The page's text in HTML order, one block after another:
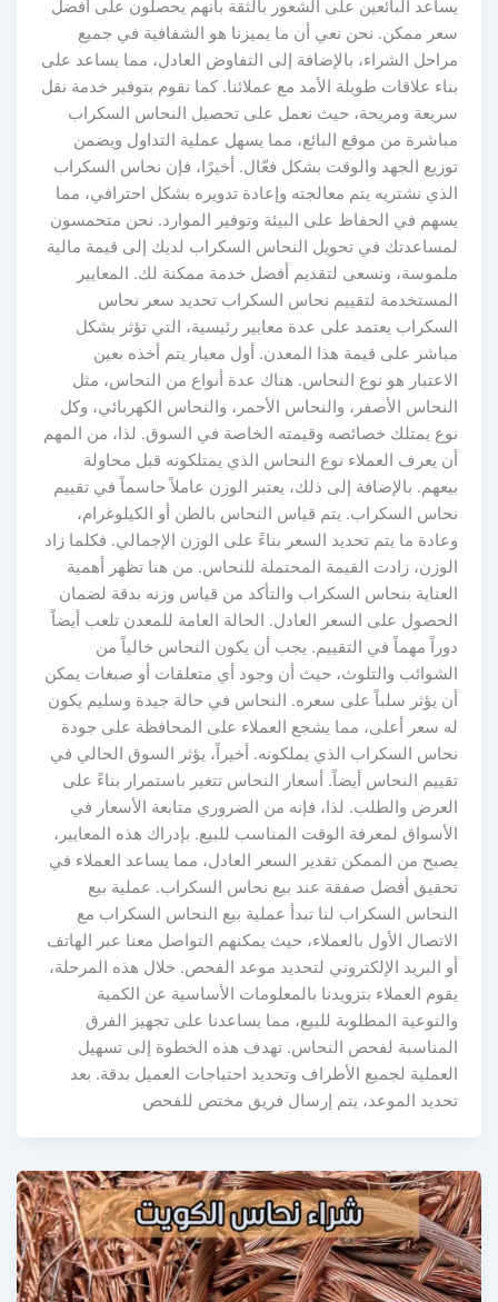
يساعد البائعين على الشعور بالثقة بأنهم يحصلون على أفضل
سعر ممكن. نحن نعي أن ما يميزنا هو الشفافية في جميع
مراحل الشراء، بالإضافة إلى التفاوض العادل، مما يساعد على
بناء علاقات طويلة الأمد مع عملائنا. كما نقوم بتوفير خدمة نقل
سريعة ومريحة، حيث نعمل على تحصيل النحاس السكراب
مباشرة من موقع البائع، مما يسهل عملية التداول ويضمن
توزيع الجهد والوقت بشكل فعّال. أخيرًا، فإن نحاس السكراب
الذي نشتريه يتم معالجته وإعادة تدويره بشكل احترافي، مما
يسهم في الحفاظ على البيئة وتوفير الموارد. نحن متحمسون
لمساعدتك في تحويل النحاس السكراب لديك إلى قيمة مالية
ملموسة، ونسعى لتقديم أفضل خدمة ممكنة لك. المعايير
المستخدمة لتقييم نحاس السكراب تحديد سعر نحاس
السكراب يعتمد على عدة معايير رئيسية، التي تؤثر بشكل
مباشر على قيمة هذا المعدن. أول معيار يتم أخذه بعين
الاعتبار هو نوع النحاس. هناك عدة أنواع من النحاس، مثل
النحاس الأصفر، والنحاس الأحمر، والنحاس الكهربائي، وكل
نوع يمتلك خصائصه وقيمته الخاصة في السوق. لذا، من المهم
أن يعرف العملاء نوع النحاس الذي يمتلكونه قبل محاولة
بيعهم. بالإضافة إلى ذلك، يعتبر الوزن عاملاً حاسماً في تقييم
نحاس السكراب. يتم قياس النحاس بالطن أو الكيلوغرام،
وعادة ما يتم تحديد السعر بناءً على الوزن الإجمالي. فكلما زاد
الوزن، زادت القيمة المحتملة للنحاس. من هنا تظهر أهمية
العناية بنحاس السكراب والتأكد من قياس وزنه بدقة لضمان
الحصول على السعر العادل. الحالة العامة للمعدن تلعب أيضاً
دوراً مهماً في التقييم. يجب أن يكون النحاس خالياً من
الشوائب والتلوث، حيث أن وجود أي متعلقات أو صبغات يمكن
أن يؤثر سلباً على سعره. النحاس في حالة جيدة وسليم يكون
له سعر أعلى، مما يشجع العملاء على المحافظة على جودة
نحاس السكراب الذي يملكونه. أخيراً، يؤثر السوق الحالي في
تقييم النحاس أيضاً. أسعار النحاس تتغير باستمرار بناءً على
العرض والطلب. لذا، فإنه من الضروري متابعة الأسعار في
الأسواق لمعرفة الوقت المناسب للبيع. بإدراك هذه المعايير،
يصبح من الممكن تقدير السعر العادل، مما يساعد العملاء في
تحقيق أفضل صفقة عند بيع نحاس السكراب. عملية بيع
النحاس السكراب لنا تبدأ عملية بيع النحاس السكراب مع
الاتصال الأول بالعملاء، حيث يمكنهم التواصل معنا عبر الهاتف
أو البريد الإلكتروني لتحديد موعد الفحص. خلال هذه المرحلة،
يقوم العملاء بتزويدنا بالمعلومات الأساسية عن الكمية
والنوعية المطلوبة للبيع، مما يساعدنا على تجهيز الفرق
المناسبة لفحص النحاس. تهدف هذه الخطوة إلى تسهيل
العملية لجميع الأطراف وتحديد احتياجات العميل بدقة. بعد
تحديد الموعد، يتم إرسال فريق مختص للفحص